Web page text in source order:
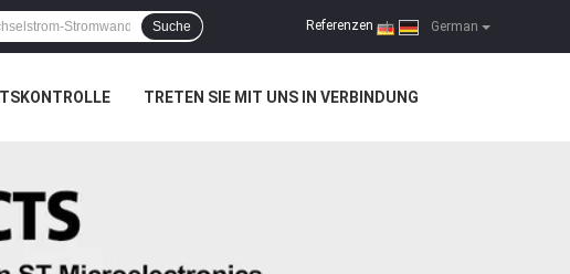
German
Referenzen |
Suche
TRETEN SIE MIT UNS IN VERBINDUNG